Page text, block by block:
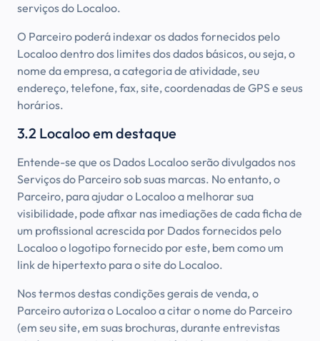
serviços do Localoo.
O Parceiro poderá indexar os dados fornecidos pelo
Localoo dentro dos limites dos dados básicos, ou seja, o
nome da empresa, a categoria de atividade, seu
endereço, telefone, fax, site, coordenadas de GPS e seus
horários.
3.2 Localoo em destaque
Entende-se que os Dados Localoo serão divulgados nos
Serviços do Parceiro sob suas marcas. No entanto, o
Parceiro, para ajudar o Localoo a melhorar sua
visibilidade, pode afixar nas imediações de cada ficha de
um profissional acrescida por Dados fornecidos pelo
Localoo o logotipo fornecido por este, bem como um
link de hipertexto para o site do Localoo.
Nos termos destas condições gerais de venda, o
Parceiro autoriza o Localoo a citar o nome do Parceiro
(em seu site, em suas brochuras, durante entrevistas